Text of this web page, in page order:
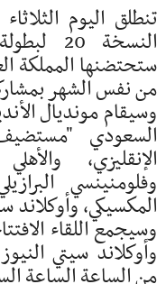
من نفس الشهر
السعودي
الإنقليزي،
وفلومنينسي
المكسيكي، وأوكلاند
وسيجمع اللقاء
وأوكلاند سيتي